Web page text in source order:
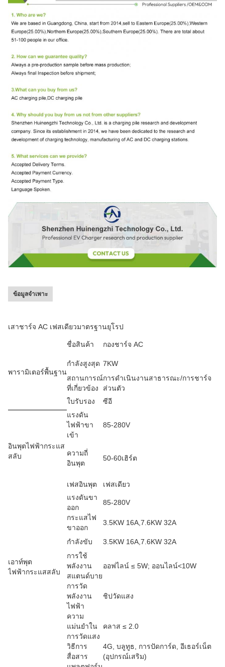
ข้อมูลจำเพาะ
เสาชาร์จ AC เฟสเดียวมาตรฐานยุโรป
พารามิเตอร์พื้นฐาน
ชื่อสินค้า กองชาร์จ AC
กำลังสูงสุด 7KW
สถานการณ์
ที่เกี่ยวข้อง
การดำเนินงานสาธารณะ/การชาร์จ
ส่วนตัว
ใบรับรอง
ซีอี
อินพุตไฟฟ้ากระแส
สลับ
แรงดัน
ไฟฟ้าขา
เข้า
85-280V
ความถี่
อินพุต
50-60เฮิร์ต
เฟสอินพุต เฟสเดียว
เอาท์พุต
ไฟฟ้ากระแสสลับ
แรงดันขา
ออก
85-280V
กระแสไฟ
ขาออก
3.5KW 16A,7.6KW 32A
กำลังขับ
3.5KW 16A,7.6KW 32A
การใช้
พลังงาน
สแตนด์บาย
ออฟไลน์ ≤ 5W; ออนไลน์<10W
การวัด
พลังงาน
ไฟฟ้า
ชิปวัดแสง
ความ
แม่นยำใน
การวัดแสง
คลาส ≤ 2.0
วิธีการ
สื่อสาร
4G, บลูทูธ, การปัดการ์ด, อีเธอร์เน็ต
(อุปกรณ์เสริม)